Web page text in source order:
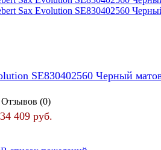
SE830402560 Черный
Отзывов (0)
34 409 руб.